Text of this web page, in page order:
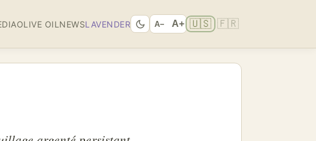
OLIVE OIL NEWSLAVENDER A− A+ 🇺🇸 🇫🇷